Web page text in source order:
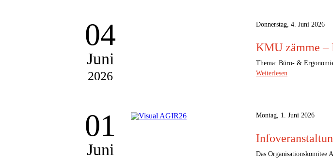
04
Juni
2026
Donnerstag, 4. Juni 2026
KMU zämme –
Thema: Büro- &
Weiterlesen
01
Juni
Montag, 1. Juni 2026
Das Organisationskomitee